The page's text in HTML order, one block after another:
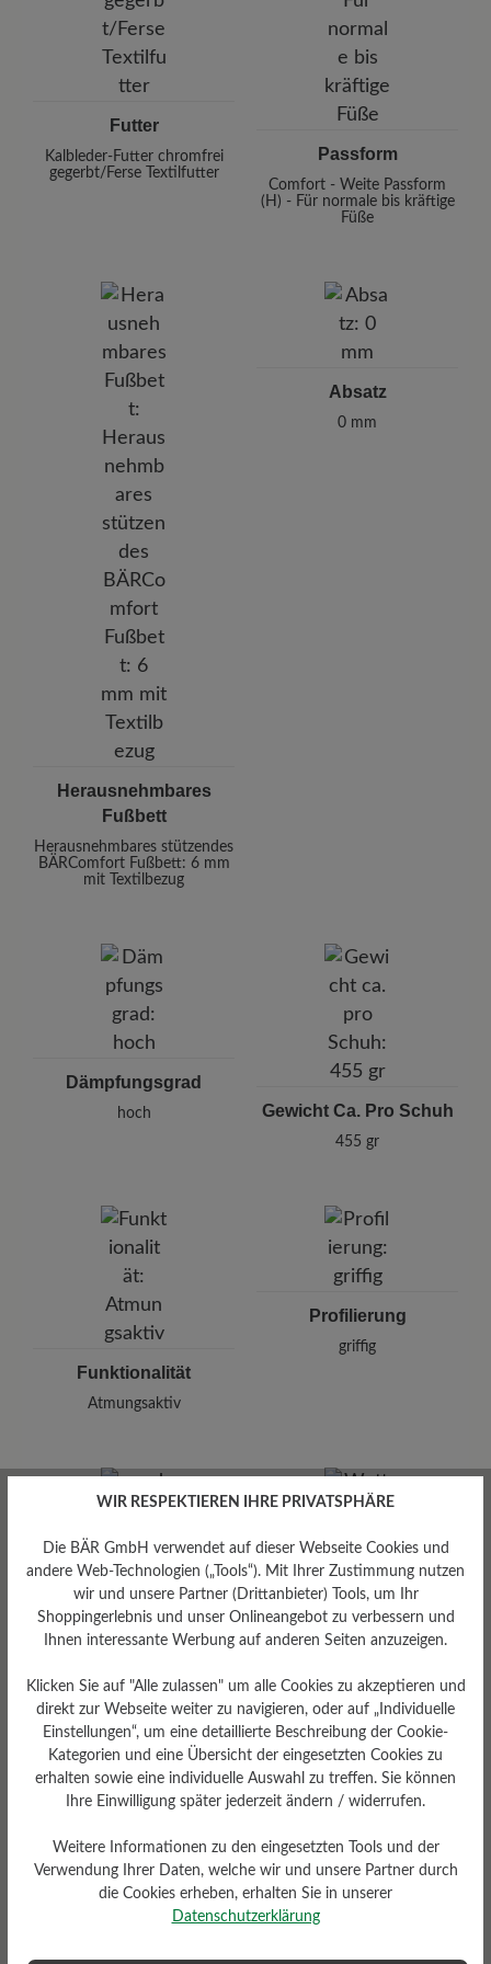
Futter
Kalbleder-Futter chromfrei
gegerbt/Ferse Textilfutter
Passform
Comfort - Weite Passform
(H) - Für normale bis kräftige
Füße
Herausnehmbares
Fußbett
Herausnehmbares stützendes
BÄRComfort Fußbett: 6 mm
mit Textilbezug
Absatz
0 mm
Dämpfungsgrad
hoch Gewicht Ca. Pro Schuh
455 gr
Funktionalität
Atmungsaktiv
Profilierung
griffig
Wasserabweisend
WIR RESPEKTIEREN IHRE PRIVATSPHÄRE
Die BÄR GmbH verwendet auf dieser Webseite Cookies und
andere Web-Technologien („Tools“). Mit Ihrer Zustimmung nutzen
wir und unsere Partner (Drittanbieter) Tools, um Ihr
Shoppingerlebnis und unser Onlineangebot zu verbessern und
Ihnen interessante Werbung auf anderen Seiten anzuzeigen.
Klicken Sie auf "Alle zulassen" um alle Cookies zu akzeptieren und
direkt zur Webseite weiter zu navigieren, oder auf „Individuelle
Einstellungen“, um eine detaillierte Beschreibung der Cookie-
Kategorien und eine Übersicht der eingesetzten Cookies zu
erhalten sowie eine individuelle Auswahl zu treffen. Sie können
Ihre Einwilligung später jederzeit ändern / widerrufen.
Weitere Informationen zu den eingesetzten Tools und der
Verwendung Ihrer Daten, welche wir und unsere Partner durch
die Cookies erheben, erhalten Sie in unserer
Datenschutzerklärung